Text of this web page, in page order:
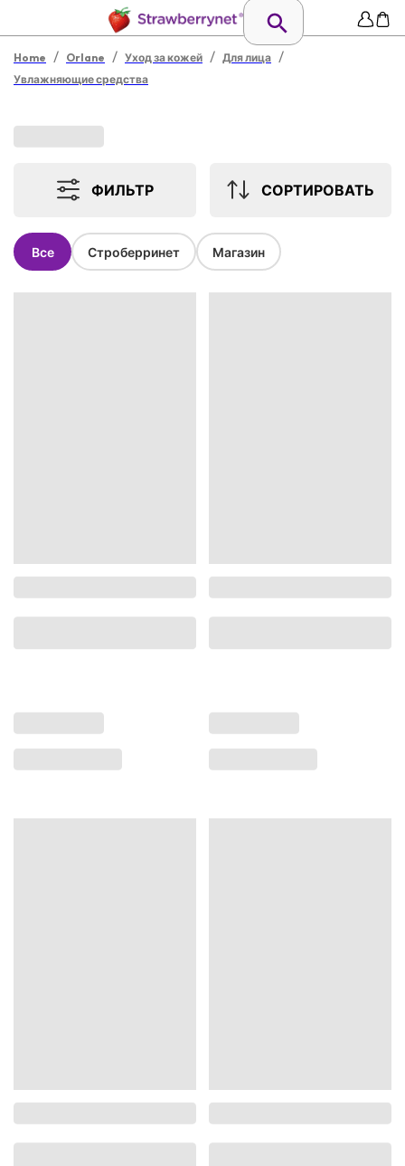
Home / Orlane / Уход за кожей / Для лица /
Увлажняющие средства
ФИЛЬТР СОРТИРОВАТЬ
Все Строберринет Магазин